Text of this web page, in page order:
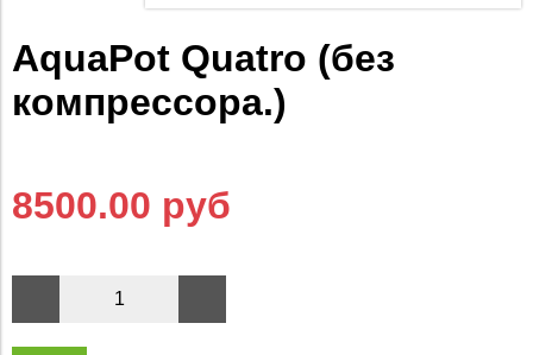
AquaPot Quatro (без
компрессора.)
8500.00 руб